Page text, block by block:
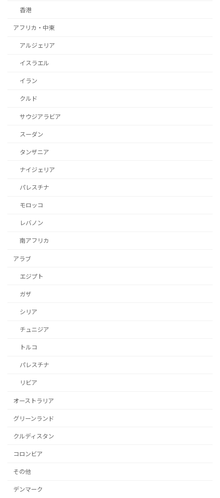
香港
アフリカ・中東
アルジェリア
イスラエル
イラン
クルド
サウジアラビア
スーダン
タンザニア
ナイジェリア
パレスチナ
モロッコ
レバノン
南アフリカ
アラブ
エジプト
ガザ
シリア
チュニジア
トルコ
パレスチナ
リビア
オーストラリア
グリーンランド
クルディスタン
コロンビア
その他
デンマーク